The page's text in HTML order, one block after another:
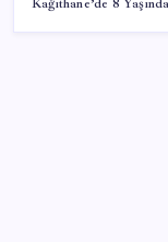
Kağıthane’de 8